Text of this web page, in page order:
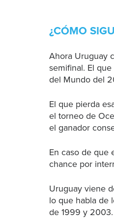
¿CÓMO
Ahora Uruguay
semifinal. El
del Mundo del
El que pierda
el torneo de
el ganador
En caso de que
chance por
Uruguay viene
lo que habla de
de 1999 y 2003.